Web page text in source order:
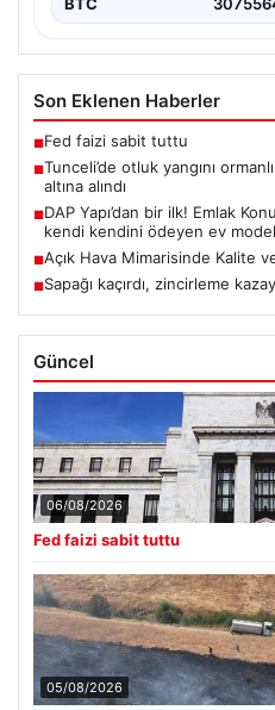
Son Eklenen Haberler
■Fed faizi sabit tuttu
■Tunceli’de otluk yangını
altına alındı
■DAP Yapı’dan bir ilk! Emlak
kendi kendini ödeyen ev
■Açık Hava Mimarisinde Kalite
■Sapağı kaçırdı, zincirleme
Güncel
06/08/2026
Fed faizi sabit tuttu
05/08/2026